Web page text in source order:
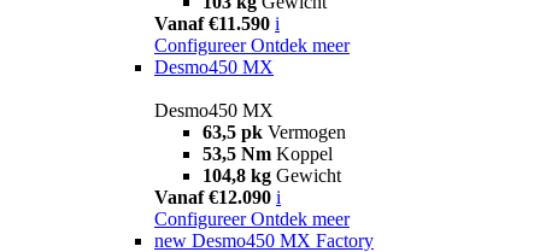
Vanaf €11.590 i
Configureer Ontdek meer
Desmo450 MX
Desmo450 MX
63,5 pk Vermogen
53,5 Nm Koppel
104,8 kg Gewicht
Vanaf €12.090 i
Configureer Ontdek meer
new Desmo450 MX Factory